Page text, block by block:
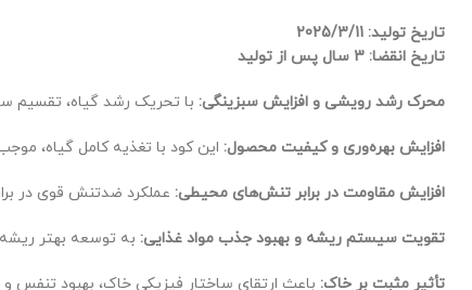
تاریخ تولید: 2025/3/11
تاریخ انقضا: 3 سال پس از تولید
محرک رشد رویشی و افزایش سبزینگی: با تحریک رشد گیاه، تقسیم
افزایش بهره‌وری و کیفیت محصول: این کود با تغذیه کامل گیاه،
افزایش مقاومت در برابر تنش‌های محیطی: عملکرد ضدتنش قوی در
تقویت سیستم ریشه و بهبود جذب مواد غذایی: به توسعه بهتر
تأثیر مثبت بر خاک: باعث ارتقای ساختار فیزیکی خاک، بهبود تنفس